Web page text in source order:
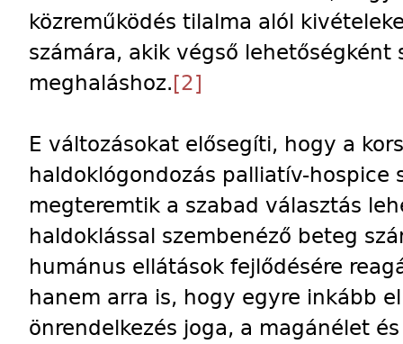
közreműködés tilalma alól
számára, akik végső
meghaláshoz.[2]
E változásokat elősegíti, hogy a
haldoklógondozás palliatív-hospice
megteremtik a szabad választás
haldoklással szembenéző beteg
humánus ellátások fejlődésére
hanem arra is, hogy egyre inkább
önrendelkezés joga, a magánélet